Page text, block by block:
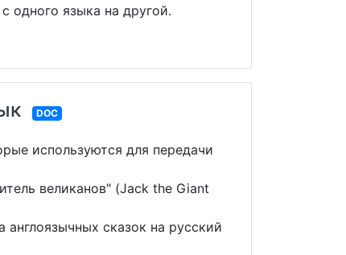
одного языка на другой.
DOC
используются для передачи
великанов" (Jack the Giant
сказок на русский